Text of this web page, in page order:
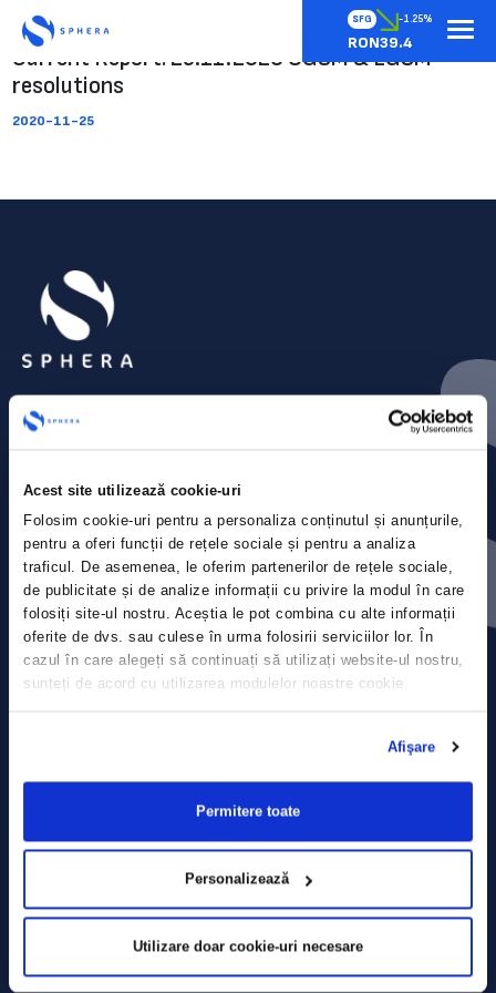
Acest site utilizează cookie-uri
Folosim cookie-uri pentru a personaliza conținutul și anunțurile,
pentru a oferi funcții de rețele sociale și pentru a analiza
traficul. De asemenea, le oferim partenerilor de rețele sociale,
de publicitate și de analize informații cu privire la modul în care
folosiți site-ul nostru. Aceștia le pot combina cu alte informații
oferite de dvs. sau culese în urma folosirii serviciilor lor. În
cazul în care alegeți să continuați să utilizați website-ul nostru,
sunteți de acord cu utilizarea modulelor noastre cookie.
Afişare
Permitere toate
Personalizează
Utilizare doar cookie-uri necesare
SFG -1.25%
RON39.4
Current Report: 25.11.2020 OGSM & EGSM
resolutions
2020-11-25
Press releases
Privacy Policy